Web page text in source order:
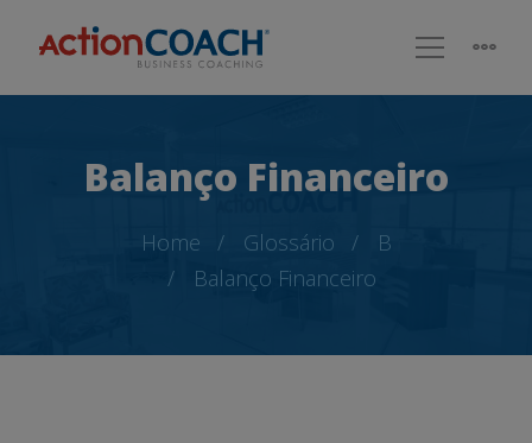
Balanço Financeiro
Home Glossário
B
Balanço Financeiro